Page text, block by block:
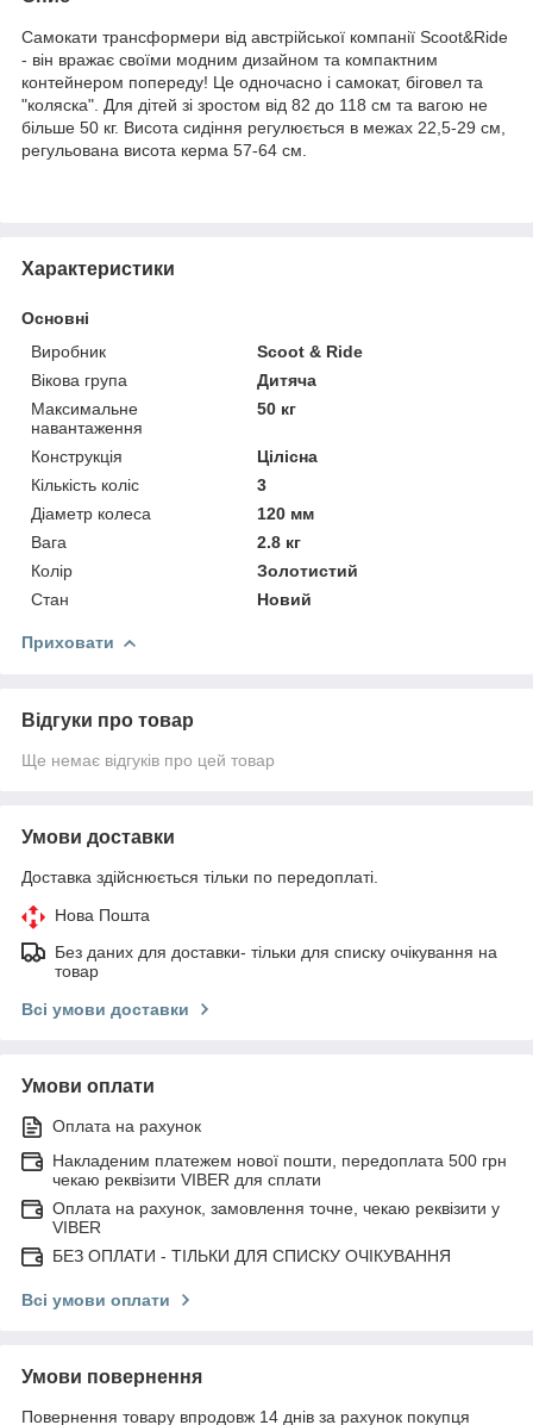
Самокати трансформери від австрійської компанії Scoot&Ride
- він вражає своїми модним дизайном та компактним
контейнером попереду! Це одночасно і самокат, біговел та
"коляска". Для дітей зі зростом від 82 до 118 см та вагою не
більше 50 кг. Висота сидіння регулюється в межах 22,5-29 см,
регульована висота керма 57-64 см.
Характеристики
Основні
Виробник
Scoot & Ride
Вікова група
Дитяча
Максимальне
навантаження
50 кг
Конструкція
Цілісна
Кількість коліс
3
Діаметр колеса
120 мм
Вага
2.8 кг
Колір
Золотистий
Стан
Новий
Приховати
Відгуки про товар
Ще немає відгуків про цей товар
Умови доставки
Доставка здійснюється тільки по передоплаті.
Нова Пошта
Без даних для доставки- тільки для списку очікування на
товар
Всі умови доставки
Умови оплати
Оплата на рахунок
Накладеним платежем нової пошти, передоплата 500 грн
чекаю реквізити VIBER для сплати
Оплата на рахунок, замовлення точне, чекаю реквізити у
VIBER
БЕЗ ОПЛАТИ - ТІЛЬКИ ДЛЯ СПИСКУ ОЧІКУВАННЯ
Всі умови оплати
Умови повернення
Повернення товару впродовж 14 днів за рахунок покупця